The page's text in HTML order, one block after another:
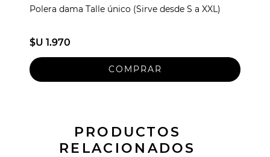
Polera dama Talle único (Sirve desde S a XXL)
$U 1.970
PRODUCTOS
RELACIONADOS